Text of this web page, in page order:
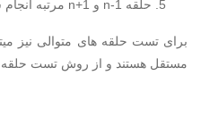
حلقه n-1 و n+1 مرتبه انجام شود.
برای تست حلقه های متوالی نیز
مستقل هستند و از روش تست حلقه